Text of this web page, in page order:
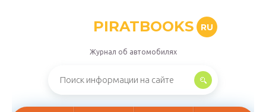
PIRATBOOKS RU
Журнал об автомобилях